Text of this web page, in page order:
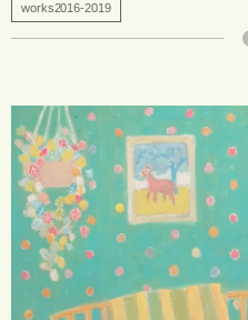
works2016-2019